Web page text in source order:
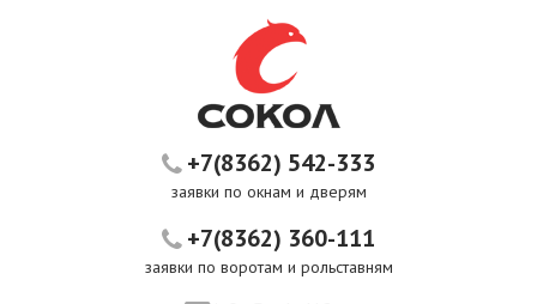
+7(8362) 542-333
заявки по окнам и дверям
+7(8362) 360-111
заявки по воротам и рольставням